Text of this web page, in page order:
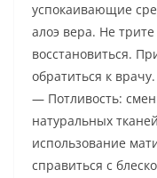
успокаивающие
алоэ вера. Не
восстановиться.
обратиться к врачу.
— Потливость:
натуральных
использование
справиться с